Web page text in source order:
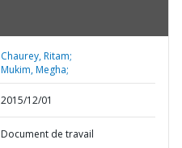
Chaurey, Ritam;
Mukim, Megha;
2015/12/01
Document de travail